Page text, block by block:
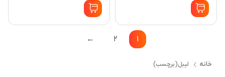
1
2
←
خانه لیبل(برچسب)